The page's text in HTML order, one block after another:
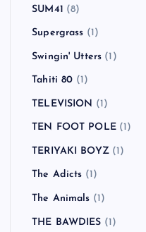
SUM41 (8)
Supergrass (1)
Swingin' Utters (1)
Tahiti 80 (1)
TELEVISION (1)
TEN FOOT POLE(1)
TERIYAKI BOYZ(1)
The Adicts (1)
The Animals (1)
THE BAWDIES (1)